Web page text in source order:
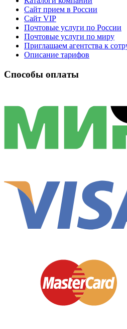
Сайт прием в России
Сайт VIP
Почтовые услуги по России
Почтовые услуги по миру
Приглашаем агентства к
Описание тарифов
Способы оплаты